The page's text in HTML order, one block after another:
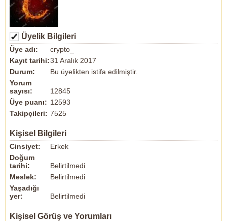
Üyelik Bilgileri
Üye adı:
crypto_
Kayıt tarihi:31 Aralık 2017
Durum:
Bu üyelikten istifa edilmiştir.
Yorum
sayısı:
12845
Üye puanı: 12593
Takipçileri: 7525
Kişisel Bilgileri
Cinsiyet:
Erkek
Doğum
tarihi:
Belirtilmedi
Meslek:
Belirtilmedi
Yaşadığı
yer:
Belirtilmedi
Kişisel Görüş ve Yorumları